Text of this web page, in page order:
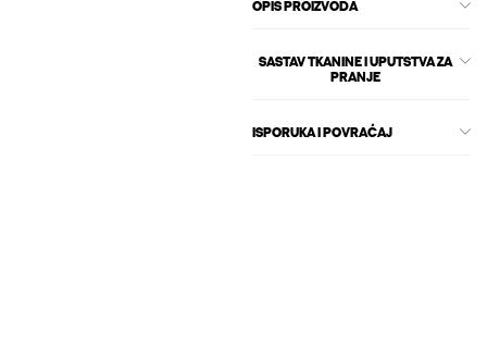
OPIS PROIZVODA
SASTAV TKANINE I UPUTSTVA ZA
PRANJE
ISPORUKA I POVRAĆAJ